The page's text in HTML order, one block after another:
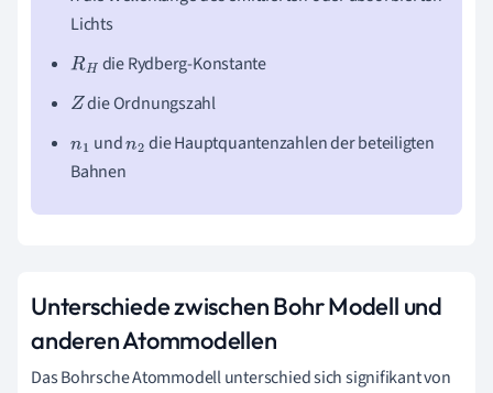
Lichts
RH die Rydberg-Konstante
Zdie Ordnungszahl
n1 undn2die Hauptquantenzahlen der beteiligten
Bahnen
Unterschiede zwischen Bohr Modell und
anderen Atommodellen
Das Bohrsche Atommodell unterschied sich signifikant von